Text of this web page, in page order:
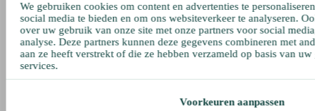
We gebruiken cookies om content en advertenties te
social media te bieden en om ons websiteverkeer te analyseren.
over uw gebruik van onze site met onze partners voor social
analyse. Deze partners kunnen deze gegevens combineren met
aan ze heeft verstrekt of die ze hebben verzameld op basis van
services.
Voorkeuren aanpassen